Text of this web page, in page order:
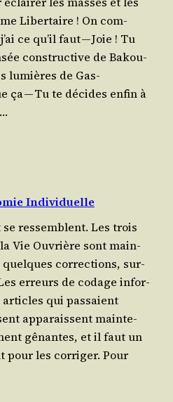
Liber­taire ! On com­
ce qu’il faut — Joie ! Tu
construc­tive de Bakou­
lumières de Gas­
ça — Tu te décides enfin à
Individuelle
res­semblent. Les trois
Vie Ouvrière sont main­
quelques cor­rec­tions, sur­
erreurs de codage infor­
qui pas­saient
appa­raissent main­te­
gênantes, et il faut un
pour les cor­ri­ger. Pour